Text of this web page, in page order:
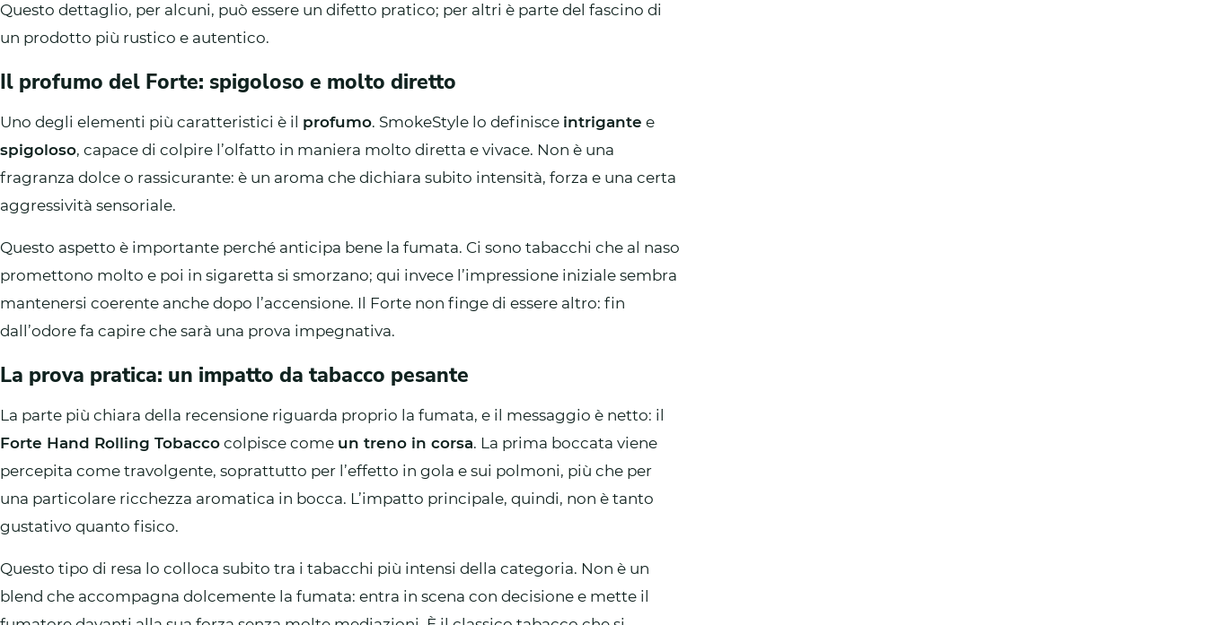
Questo dettaglio, per alcuni, può essere un difetto pratico; per altri è parte del fascino di
un prodotto più rustico e autentico.
Il profumo del Forte: spigoloso e molto diretto
Uno degli elementi più caratteristici è il profumo. SmokeStyle lo definisce intrigante e
spigoloso, capace di colpire l’olfatto in maniera molto diretta e vivace. Non è una
fragranza dolce o rassicurante: è un aroma che dichiara subito intensità, forza e una certa
aggressività sensoriale.
Questo aspetto è importante perché anticipa bene la fumata. Ci sono tabacchi che al naso
promettono molto e poi in sigaretta si smorzano; qui invece l’impressione iniziale sembra
mantenersi coerente anche dopo l’accensione. Il Forte non finge di essere altro: fin
dall’odore fa capire che sarà una prova impegnativa.
La prova pratica: un impatto da tabacco pesante
La parte più chiara della recensione riguarda proprio la fumata, e il messaggio è netto: il
Forte Hand Rolling Tobacco colpisce come un treno in corsa. La prima boccata viene
percepita come travolgente, soprattutto per l’effetto in gola e sui polmoni, più che per
una particolare ricchezza aromatica in bocca. L’impatto principale, quindi, non è tanto
gustativo quanto fisico.
Questo tipo di resa lo colloca subito tra i tabacchi più intensi della categoria. Non è un
blend che accompagna dolcemente la fumata: entra in scena con decisione e mette il